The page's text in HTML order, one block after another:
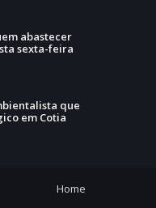
abastecer
sexta-feira
que
em Cotia
Home